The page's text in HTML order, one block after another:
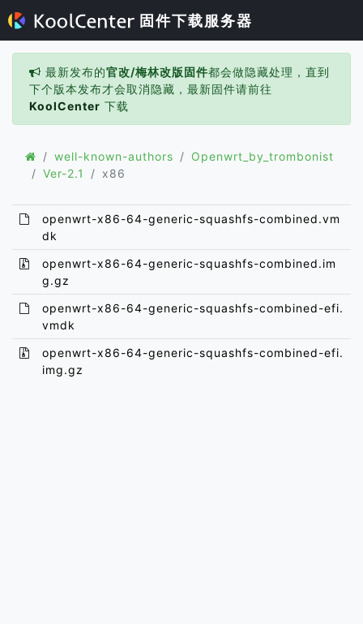
固件下载服务器
最新发布的官改/梅林改版固件都会做隐藏处理，直到
下个版本发布才会取消隐藏，最新固件请前往
KoolCenter 下载
well-known-authors
Openwrt_by_trombonist
Ver-2.1
x86
openwrt-x86-64-generic-squashfs-combined.vm
dk
openwrt-x86-64-generic-squashfs-combined.im
g.gz
openwrt-x86-64-generic-squashfs-combined-efi.
vmdk
openwrt-x86-64-generic-squashfs-combined-efi.
img.gz